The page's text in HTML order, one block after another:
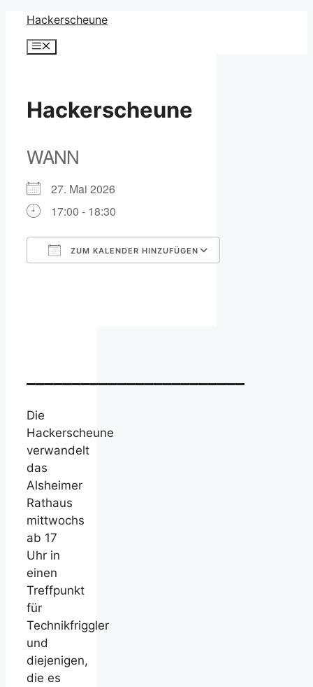
Zum
Inhalt
springen
Hackerscheune
Menü
Hackerscheune
WANN
27. Mai 2026
17:00 - 18:30
ZUM KALENDER HINZUFÜGEN
Die
Hackerscheune
verwandelt
das
Alsheimer
Rathaus
mittwochs
ab 17
Uhr in
einen
Treffpunkt
für
Technikfriggler
und
diejenigen,
die es